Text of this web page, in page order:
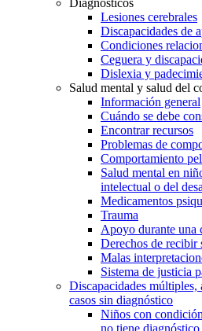
Lesiones cerebrales
Discapacidades de
Condiciones
Ceguera y
Dislexia y
Salud mental y salud del
Información general
Cuándo se debe
Encontrar recursos
Problemas de
Comportamiento
Salud mental en
intelectual o del
Medicamentos
Trauma
Apoyo durante una
Derechos de recibir
Malas
Sistema de justicia
Discapacidades múltiples,
casos sin diagnóstico
Niños con
no tiene diagnóstico